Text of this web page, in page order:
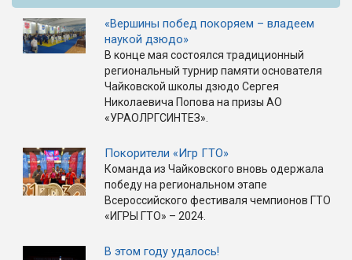
«Вершины побед покоряем – владеем
наукой дзюдо»
В конце мая состоялся традиционный
региональный турнир памяти основателя
Чайковской школы дзюдо Сергея
Николаевича Попова на призы АО
«УРАОЛРГСИНТЕЗ».
Покорители «Игр ГТО»
Команда из Чайковского вновь одержала
победу на региональном этапе
Всероссийского фестиваля чемпионов ГТО
«ИГРЫ ГТО» – 2024.
В этом году удалось!